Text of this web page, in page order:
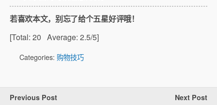
若喜欢本文，别忘了给个五星好评哦！
[Total: 20 Average: 2.5/5]
Categories: 购物技巧
Previous Post Next Post